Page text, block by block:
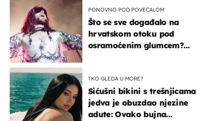
PONOVNO POD POVEĆALOM
Što se sve događalo na
hrvatskom otoku pod
osramoćenim glumcem?
TKO GLEDA U MORE?
Sićušni bikini s trešnjicama
jedva je obuzdao njezine
adute: Ovako bujna